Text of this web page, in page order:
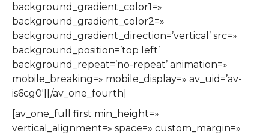
background_gradient_color1=»
background_gradient_color2=»
background_gradient_direction=’vertical’ src=»
background_position=’top left’
background_repeat=’no-repeat’ animation=»
mobile_breaking=» mobile_display=» av_uid=’av-
is6cg0′][/av_one_fourth]
[av_one_full first min_height=»
vertical_alignment=» space=» custom_margin=»